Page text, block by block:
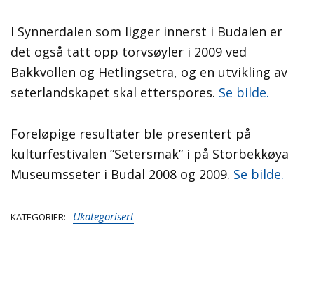
I Synnerdalen som ligger innerst i Budalen er
det også tatt opp torvsøyler i 2009 ved
Bakkvollen og Hetlingsetra, og en utvikling av
seterlandskapet skal etterspores. Se bilde.
Foreløpige resultater ble presentert på
kulturfestivalen ”Setersmak” i på Storbekkøya
Museumsseter i Budal 2008 og 2009. Se bilde.
KATEGORIER Ukategorisert